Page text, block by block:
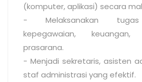
(komputer, aplikasi) secara
- Melaksanakan tugas
kepegawaian,
prasarana.
- Menjadi sekretaris, asisten
staf administrasi yang efektif.